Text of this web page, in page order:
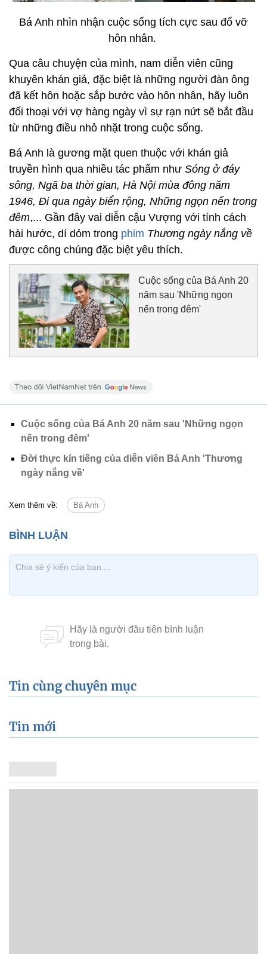
Bá Anh nhìn nhận cuộc sống tích cực sau đổ vỡ
hôn nhân.
Qua câu chuyện của mình, nam diễn viên cũng
khuyên khán giả, đặc biệt là những người đàn ông
đã kết hôn hoặc sắp bước vào hôn nhân, hãy luôn
đối thoại với vợ hàng ngày vì sự rạn nứt sẽ bắt đầu
từ những điều nhỏ nhặt trong cuộc sống.
Bá Anh là gương mặt quen thuộc với khán giả
truyền hình qua nhiều tác phẩm như Sóng ở đáy
sông, Ngã ba thời gian, Hà Nội mùa đông năm
1946, Đi qua ngày biển rộng, Những ngọn nến trong
đêm,... Gần đây vai diễn cậu Vượng với tính cách
hài hước, dí dỏm trong phim Thương ngày nắng về
được công chúng đặc biệt yêu thích.
Cuộc sống của Bá Anh 20
năm sau 'Những ngọn
nến trong đêm'
Cuộc sống của Bá Anh 20 năm sau 'Những ngọn
nến trong đêm'
Đời thực kín tiếng của diễn viên Bá Anh 'Thương
ngày nắng về'
Xem thêm về: Bá Anh
Tin cùng chuyên mục
Tin mới